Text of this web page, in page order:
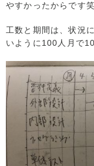
やすかったからです笑
工数と期間は、状況
いように100人月で